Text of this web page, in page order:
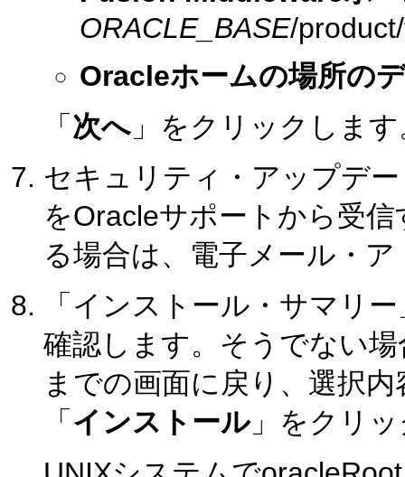
ORACLE_BASE/
Oracleホームの場所の
「 次へ 」をクリックしま
セキュリティ・アップデ
をOracleサポートから受
る場合は、電子メール・
「インストール・サマリ
確認します。そうでない
までの画面に戻り、選択
「 インストール」をクリ